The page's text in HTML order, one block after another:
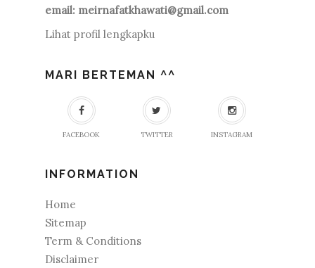
email: meirnafatkhawati@gmail.com
Lihat profil lengkapku
MARI BERTEMAN ^^
FACEBOOK TWITTER INSTAGRAM
INFORMATION
Home
Sitemap
Term & Conditions
Disclaimer